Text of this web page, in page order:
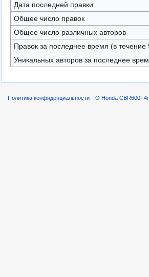
Дата последней правки
Общее число правок
Общее число различных авторов
Правок за последнее время (в течение
Уникальных авторов за последнее
Политика конфиденциальности О Honda CBR600F4i